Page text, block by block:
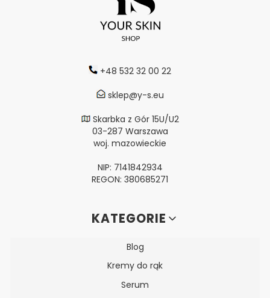
+48 532 32 00 22
sklep@y-s.eu
Skarbka z Gór 15U/U2
03-287 Warszawa
woj. mazowieckie
NIP: 7141842934
REGON: 380685271
Linki w stopceKATEGORIE
Blog
Kremy do rąk
Serum